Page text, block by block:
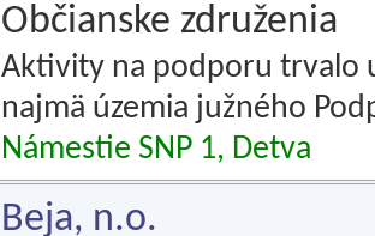
Občianske združenia
Aktivity na podporu trvalo
najmä územia južného
Námestie SNP 1, Detva
Beja, n.o.